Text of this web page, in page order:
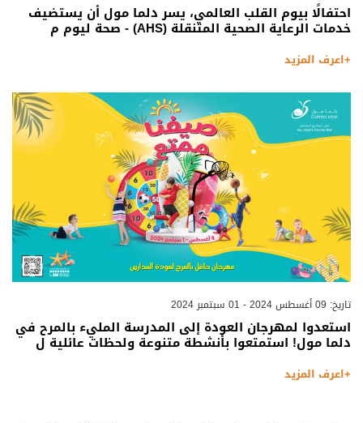
احتفالًا بيوم القلب العالمي، يسر دلما مول أن يستضيف
خدمات الرعاية الصحية المتنقلة (AHS) - صحة ليوم م
+اعرف المزيد
تاريخ: 09 أغسطس 2024 - 01 سبتمبر 2024
استعدوا لمهرجان العودة إلى المدرسة المليء بالمرح في
دلما مول! استمتعوا بأنشطة متنوعة ولحظات عائلية ل
+اعرف المزيد